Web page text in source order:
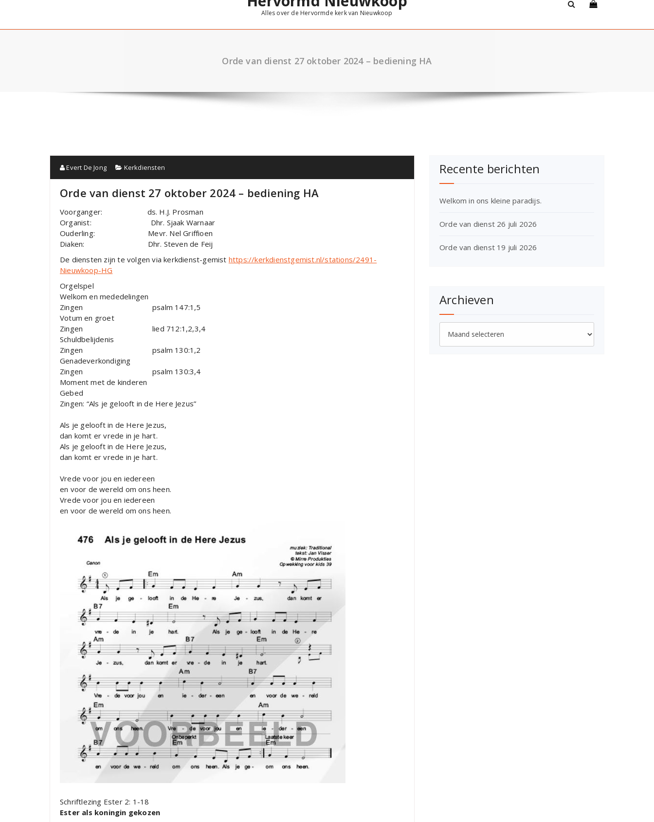
Alles over de Hervormde kerk van Nieuwkoop
Orde van dienst 27 oktober 2024 – bediening HA
Evert De Jong Kerkdiensten
Orde van dienst 27 oktober 2024 – bediening HA
Voorganger: ds. H.J. Prosman
Organist: Dhr. Sjaak Warnaar
Ouderling: Mevr. Nel Griffioen
Diaken: Dhr. Steven de Feij
De diensten zijn te volgen via kerkdienst-gemist https://kerkdienstgemist.nl/stations/2491-
Nieuwkoop-HG
Orgelspel
Welkom en mededelingen
Zingen psalm 147:1,5
Votum en groet
Zingen lied 712:1,2,3,4
Schuldbelijdenis
Zingen psalm 130:1,2
Genadeverkondiging
Zingen psalm 130:3,4
Moment met de kinderen
Gebed
Zingen: “Als je gelooft in de Here Jezus”
Als je gelooft in de Here Jezus,
dan komt er vrede in je hart.
Als je gelooft in de Here Jezus,
dan komt er vrede in je hart.
Vrede voor jou en iedereen
en voor de wereld om ons heen.
Vrede voor jou en iedereen
en voor de wereld om ons heen.
Schriftlezing Ester 2: 1-18
Ester als koningin gekozen
Recente berichten
Welkom in ons kleine paradijs.
Orde van dienst 26 juli 2026
Orde van dienst 19 juli 2026
Archieven
Archieven